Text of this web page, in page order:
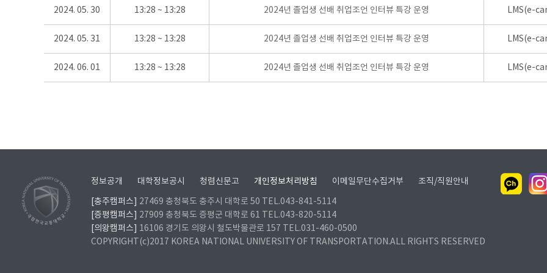
2024. 05. 30 13:28 ~ 13:28 2024년 졸업생 선배 취업조언 인터뷰 특강 운영 LMS(e-
2024. 05. 31 13:28 ~ 13:28 2024년 졸업생 선배 취업조언 인터뷰 특강 운영 LMS(e-
2024. 06. 01 13:28 ~ 13:28 2024년 졸업생 선배 취업조언 인터뷰 특강 운영 LMS(e-
정보공개 대학정보공시 청렴신문고 개인정보처리방침 이메일무단수집거부 조직/직원안내
[충주캠퍼스]
27469 충청북도 충주시 대학로 50 TEL.043-841-5114
[증평캠퍼스]
27909 충청북도 증평군 대학로 61 TEL.043-820-5114
[의왕캠퍼스]
16106 경기도 의왕시 철도박물관로 157 TEL.031-460-0500
COPYRIGHT(c)2017 KOREA NATIONAL UNIVERSITY OF TRANSPORTATION.ALL RIGHTS RESERVED